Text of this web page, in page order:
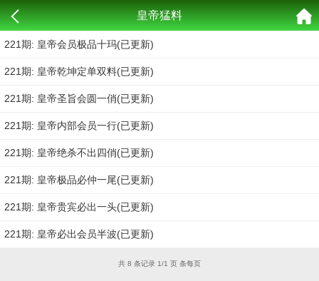
皇帝猛料
221期: 皇帝会员极品十玛(已更新)
221期: 皇帝乾坤定单双料(已更新)
221期: 皇帝圣旨会圆一俏(已更新)
221期: 皇帝内部会员一行(已更新)
221期: 皇帝绝杀不出四俏(已更新)
221期: 皇帝极品必仲一尾(已更新)
221期: 皇帝贵宾必出一头(已更新)
221期: 皇帝必出会员半波(已更新)
共 8 条记录 1/1 页 条每页